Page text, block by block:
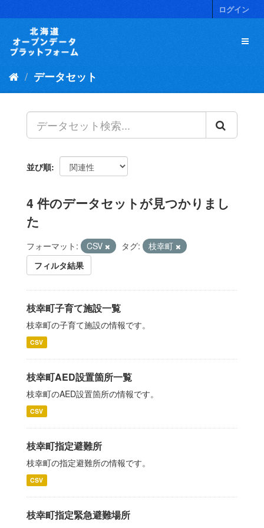
キ
ログイン
データセット
並び順
4 件のデータセットが見つかりまし
た
フォーマット: CSV タグ:
枝幸町
フィルタ結果
枝幸町子育て施設一覧
枝幸町の子育て施設の情報です。
CSV
枝幸町AED設置箇所一覧
枝幸町のAED設置箇所の情報です。
CSV
枝幸町指定避難所
枝幸町の指定避難所の情報です。
CSV
枝幸町指定緊急避難場所